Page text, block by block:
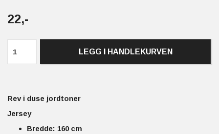
22,-
LEGG I HANDLEKURVEN
Rev i duse jordtoner
Jersey
Bredde: 160 cm